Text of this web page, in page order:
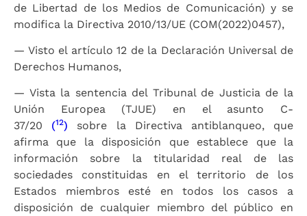
de Libertad de los Medios de Comunicación) y se
modifica la Directiva 2010/13/UE (COM(2022)0457),
— Visto el artículo 12 de la Declaración Universal de
Derechos Humanos,
— Vista la sentencia del Tribunal de Justicia de la
Unión Europea (TJUE) en el asunto C-
37/20 (12) sobre la Directiva antiblanqueo, que
afirma que la disposición que establece que la
información sobre la titularidad real de las
sociedades constituidas en el territorio de los
Estados miembros esté en todos los casos a
disposición de cualquier miembro del público en